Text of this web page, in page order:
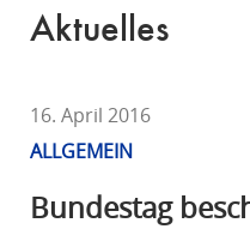
Aktuelles
16. April 2016
ALLGEMEIN
Bundestag